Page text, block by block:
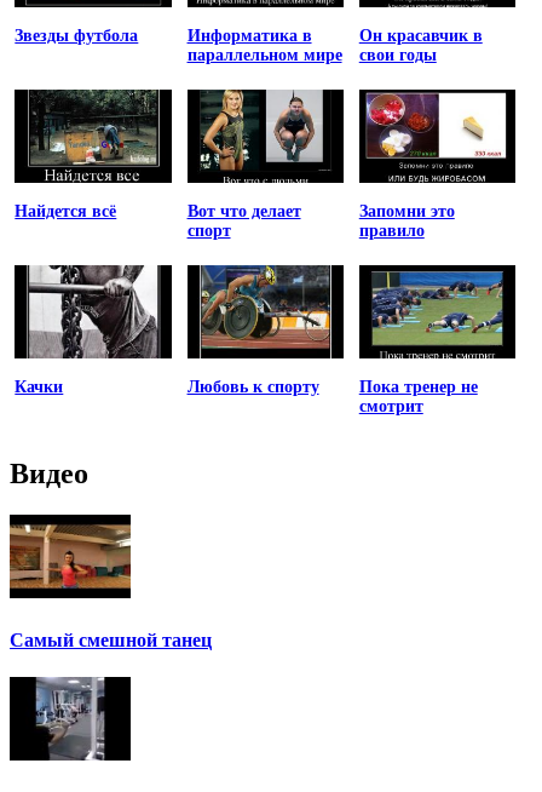
Звезды футбола
Информатика в
параллельном мире
Он красавчик в
свои годы
Найдется всё
Вот что делает
спорт
Запомни это
правило
Качки Любовь к спорту
Пока тренер не
смотрит
Видео
Самый смешной танец